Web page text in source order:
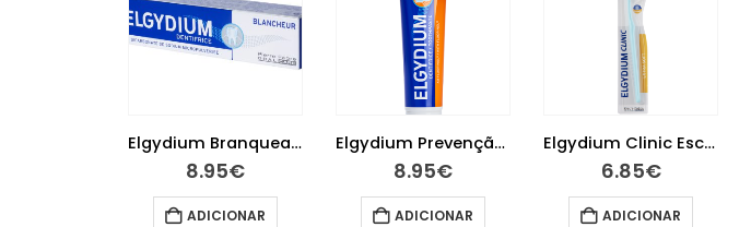
Elgydium Branqueadora Pasta Dentes 75 ml
8.95€
ADICIONAR
Elgydium Prevenção Cáries Pasta Dentífrica 75 ml
8.95€
ADICIONAR
Elgydium Clinic Escova de Dentes Ultra Suave 15/100
6.85€
ADICIONAR